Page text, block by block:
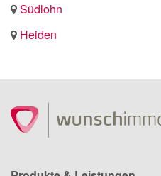
Südlohn
Heiden